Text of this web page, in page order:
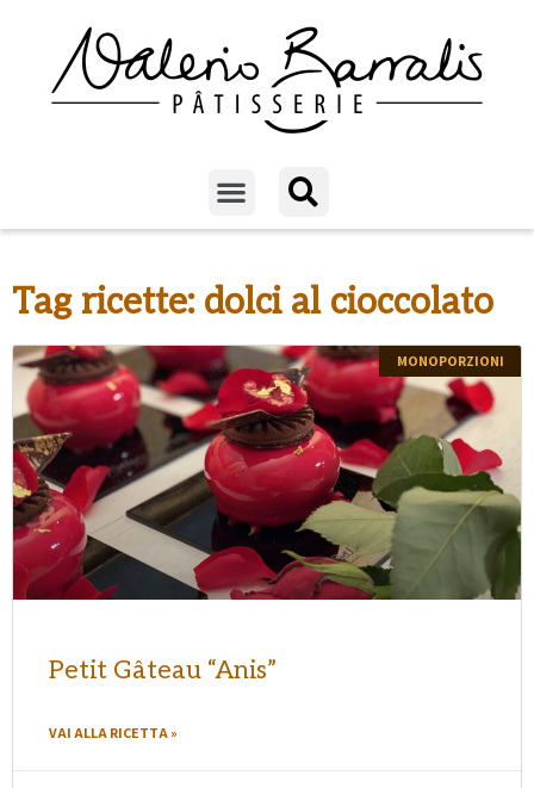
Tag ricette: dolci al cioccolato
MONOPORZIONI
Petit Gâteau “Anis”
VAI ALLA RICETTA »